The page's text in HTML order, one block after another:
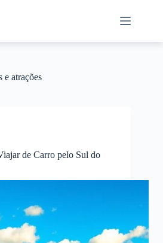
e atrações
de Carro pelo Sul do